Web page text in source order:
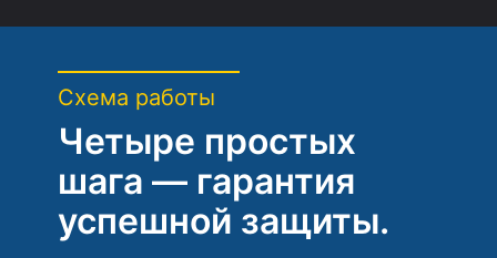
Схема работы
Четыре простых
шага — гарантия
успешной защиты.